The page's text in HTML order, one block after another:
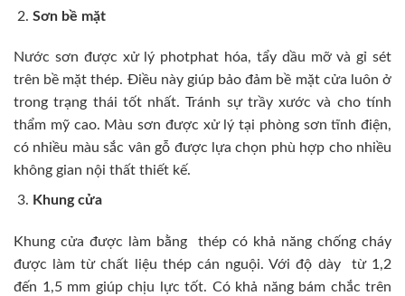
Sơn bề mặt
Nước sơn được xử lý photphat hóa, tẩy dầu mỡ và gỉ sét
trên bề mặt thép. Điều này giúp bảo đảm bề mặt cửa luôn ở
trong trạng thái tốt nhất. Tránh sự trầy xước và cho tính
thẩm mỹ cao. Màu sơn được xử lý tại phòng sơn tĩnh điện,
có nhiều màu sắc vân gỗ được lựa chọn phù hợp cho nhiều
không gian nội thất thiết kế.
Khung cửa
Khung cửa được làm bằng thép có khả năng chống cháy
được làm từ chất liệu thép cán nguội. Với độ dày từ 1,2
đến 1,5 mm giúp chịu lực tốt. Có khả năng bám chắc trên